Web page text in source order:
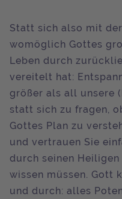
Statt sich also mit
womöglich Gottes
Leben durch
vereitelt hat:
größer als all unsere
statt sich zu fragen,
Gottes Plan zu
und vertrauen Sie
durch seinen
wissen müssen. Gott
und durch: alles